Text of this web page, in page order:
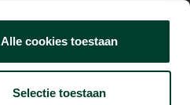
Alle cookies toestaan
Selectie toestaan